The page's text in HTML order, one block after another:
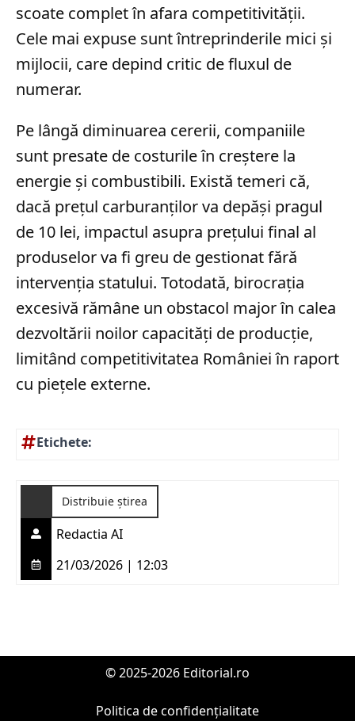
scoate complet în afara competitivității.
Cele mai expuse sunt întreprinderile mici și
mijlocii, care depind critic de fluxul de
numerar.
Pe lângă diminuarea cererii, companiile
sunt presate de costurile în creștere la
energie și combustibili. Există temeri că,
dacă prețul carburanților va depăși pragul
de 10 lei, impactul asupra prețului final al
produselor va fi greu de gestionat fără
intervenția statului. Totodată, birocrația
excesivă rămâne un obstacol major în calea
dezvoltării noilor capacități de producție,
limitând competitivitatea României în raport
cu piețele externe.
Etichete:
Distribuie știrea
Redactia AI
21/03/2026 | 12:03
© 2025-2026 Editorial.ro
Politica de confidențialitate